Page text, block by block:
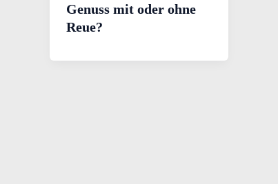
Genuss mit oder ohne
Reue?